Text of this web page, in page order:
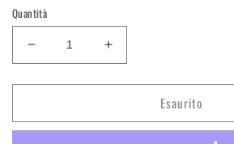
Quantità
Diminuisci
quantità
per
Canis
Aumenta
quantità
per
Canis
Esaurito